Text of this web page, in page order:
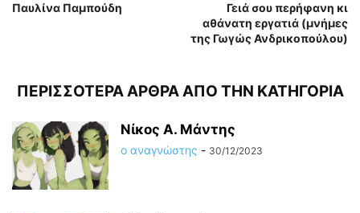
Παυλίνα Παμπούδη
Γειά σου περήφανη κι
αθάνατη εργατιά (μνήμες
της Γωγώς Ανδρικοπούλου)
ΠΕΡΙΣΣΟΤΕΡΑ ΑΡΘΡΑ ΑΠΟ ΤΗΝ ΚΑΤΗΓΟΡΙΑ
Νίκος Α. Μάντης
ο αναγνώστης - 30/12/2023